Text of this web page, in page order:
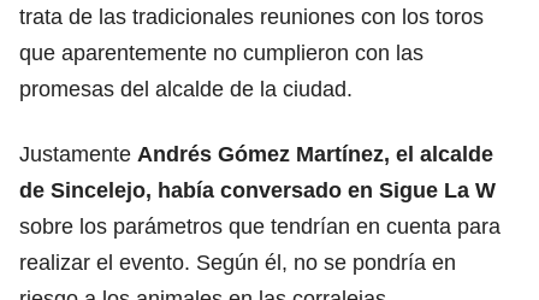
trata de las tradicionales reuniones con los toros
que aparentemente no cumplieron con las
promesas del alcalde de la ciudad.
Justamente Andrés Gómez Martínez, el alcalde
de Sincelejo, había conversado en Sigue La W
sobre los parámetros que tendrían en cuenta para
realizar el evento. Según él, no se pondría en